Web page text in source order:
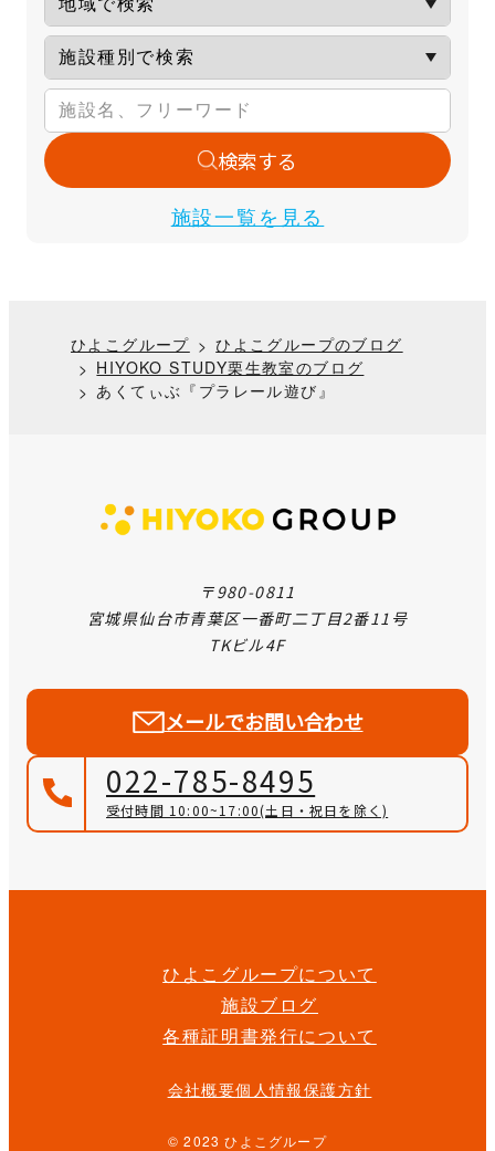
施設一覧を見る
検索する
ひよこグループ
ひよこグループのブログ
HIYOKO STUDY栗生教室のブログ
あくてぃぶ『プラレール遊び』
〒980-0811
宮城県仙台市青葉区一番町二丁目2番11号
TKビル4F
メールでお問い合わせ
022-785-8495
受付時間 10:00~17:00(土日・祝日を除く)
ひよこグループについて
施設ブログ
各種証明書発行について
会社概要個人情報保護方針
© 2023 ひよこグループ